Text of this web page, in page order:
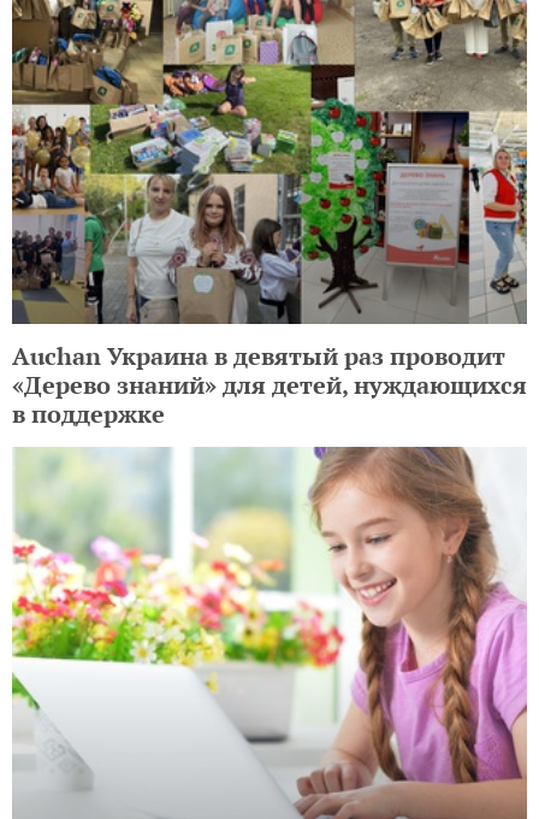
Loading...
ЕЩЕ НА TOCHKA.NET
Auchan Украина в девятый раз проводит
«Дерево знаний» для детей, нуждающихся
в поддержке